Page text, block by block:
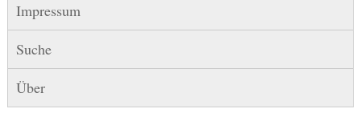
Impressum
Suche
Über